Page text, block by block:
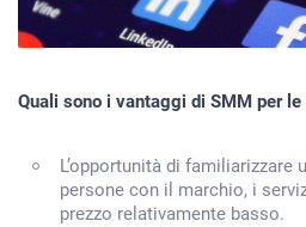
Quali sono i vantaggi di SMM per le
L’opportunità di familiarizzare
persone con il marchio, i
prezzo relativamente basso.